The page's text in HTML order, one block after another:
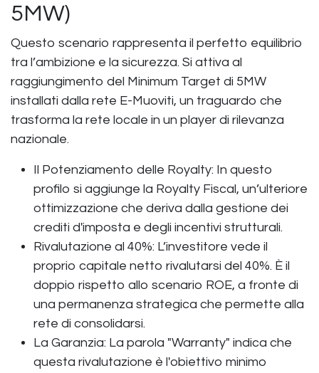
5MW)
Questo scenario rappresenta il perfetto equilibrio
tra l’ambizione e la sicurezza. Si attiva al
raggiungimento del Minimum Target di 5MW
installati dalla rete E-Muoviti, un traguardo che
trasforma la rete locale in un player di rilevanza
nazionale.
Il Potenziamento delle Royalty: In questo
profilo si aggiunge la Royalty Fiscal, un’ulteriore
ottimizzazione che deriva dalla gestione dei
crediti d'imposta e degli incentivi strutturali.
Rivalutazione al 40%: L’investitore vede il
proprio capitale netto rivalutarsi del 40%. È il
doppio rispetto allo scenario ROE, a fronte di
una permanenza strategica che permette alla
rete di consolidarsi.
La Garanzia: La parola "Warranty" indica che
questa rivalutazione è l'obiettivo minimo